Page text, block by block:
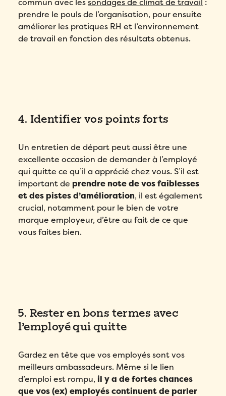
commun avec lessondages de climat de travail :
prendre le pouls de l’organisation, pour ensuite
améliorer les pratiques RH et l’environnement
de travail en fonction des résultats obtenus.
4. Identifier vos points forts
Un entretien de départ peut aussi être une
excellente occasion de demander à l’employé
qui quitte ce qu’il a apprécié chez vous. S’il est
important de prendre note de vos faiblesses
et des pistes d’amélioration, il est également
crucial, notamment pour le bien de votre
marque employeur, d’être au fait de ce que
vous faites bien.
5. Rester en bons termes avec
l’employé qui quitte
Gardez en tête que vos employés sont vos
meilleurs ambassadeurs. Même si le lien
d’emploi est rompu, il y a de fortes chances
que vos (ex) employés continuent de parler